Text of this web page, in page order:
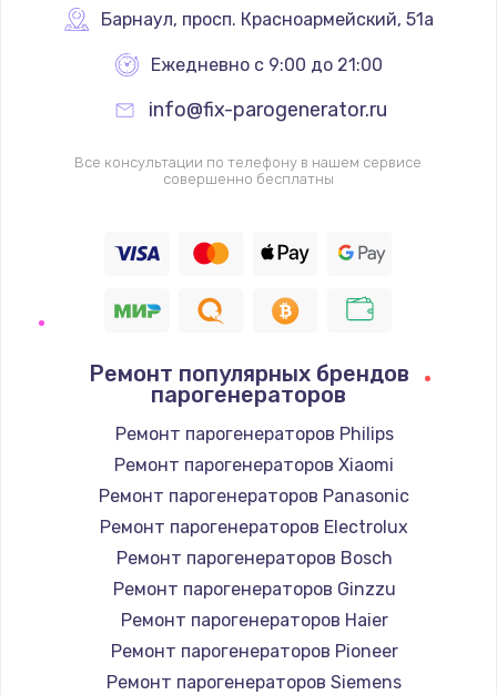
Барнаул, просп. Красноармейский, 51а
Ежедневно с 9:00 до 21:00
info@fix-parogenerator.ru
Все консультации по телефону в нашем сервисе
совершенно бесплатны
Ремонт популярных брендов
парогенераторов
Ремонт парогенераторов Philips
Ремонт парогенераторов Xiaomi
Ремонт парогенераторов Panasonic
Ремонт парогенераторов Electrolux
Ремонт парогенераторов Bosch
Ремонт парогенераторов Ginzzu
Ремонт парогенераторов Haier
Ремонт парогенераторов Pioneer
Ремонт парогенераторов Siemens